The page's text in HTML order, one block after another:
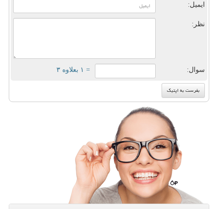
ایمیل:
نظر:
سوال: = ۱ بعلاوه ۳